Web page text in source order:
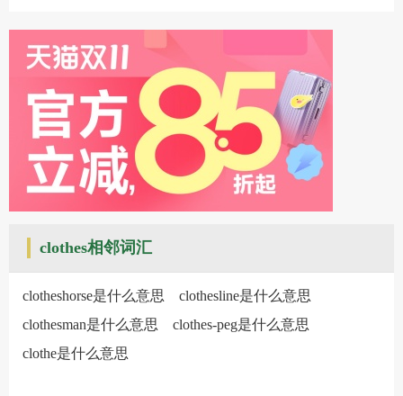
clothes相邻词汇
clotheshorse是什么意思
clothesline是什么意思
clothesman是什么意思
clothes-peg是什么意思
clothe是什么意思